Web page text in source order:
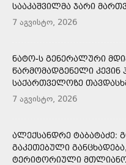
ᲡᲐᲐᲙᲐᲨᲕᲘᲚᲛᲐ ᲯᲐᲠᲘ
7 აგვისტო, 2026
ᲜᲐᲢᲝ-Ს ᲒᲔᲜᲔᲠᲐᲚᲣᲠᲘ
ᲬᲐᲠᲛᲝᲛᲐᲓᲒᲔᲜᲔᲚᲘ ᲙᲔᲕᲘᲜ
ᲡᲐᲥᲐᲠᲗᲕᲔᲚᲝᲖᲔ
7 აგვისტო, 2026
ᲐᲚᲔᲥᲡᲐᲜᲓᲠᲔ ᲢᲐᲑᲐᲢᲐᲫᲔ:
ᲒᲐᲙᲔᲗᲔᲑᲣᲚᲘ
ᲢᲔᲠᲘᲢᲝᲠᲘᲣᲚᲘ